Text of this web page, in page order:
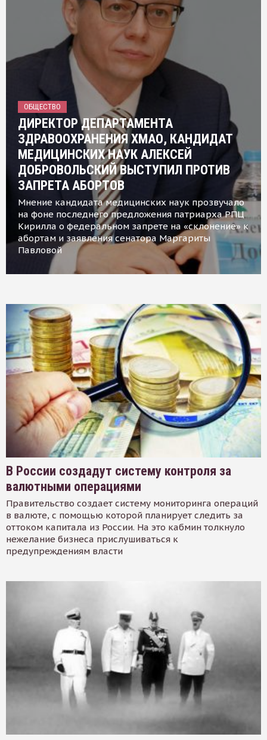
ОБЩЕСТВО
ДИРЕКТОР ДЕПАРТАМЕНТА
ЗДРАВООХРАНЕНИЯ ХМАО, КАНДИДАТ
МЕДИЦИНСКИХ НАУК АЛЕКСЕЙ
ДОБРОВОЛЬСКИЙ ВЫСТУПИЛ ПРОТИВ
ЗАПРЕТА АБОРТОВ
Мнение кандидата медицинских наук прозвучало
на фоне последнего предложения патриарха РПЦ
Кирилла о федеральном запрете на «склонение» к
абортам и заявления сенатора Маргариты
Павловой
В России создадут систему контроля за
валютными операциями
Правительство создает систему мониторинга операций
в валюте, с помощью которой планирует следить за
оттоком капитала из России. На это кабмин толкнуло
нежелание бизнеса прислушиваться к
предупреждениям власти